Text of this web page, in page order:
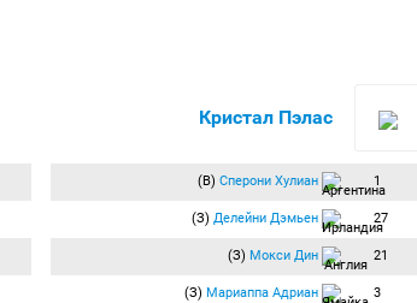
Кристал Пэлас
(В) Сперони Хулиан 1
(З) Делейни Дэмьен 27
(З) Мокси Дин 21
(З) Мариаппа Адриан 3